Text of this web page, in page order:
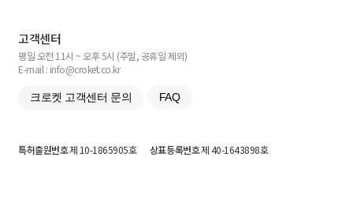
고객센터
평일 오전 11시 ~ 오후 5시 (주말, 공휴일 제외)
E-mail : info@croket.co.kr
크로켓 고객센터 문의 FAQ
특허출원번호제 10-1865905호 상표등록번호제 40-1643898호